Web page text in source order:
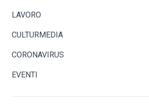
LAVORO
CULTURMEDIA
CORONAVIRUS
EVENTI